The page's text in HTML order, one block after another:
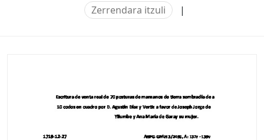
Zerrendara itzuli |